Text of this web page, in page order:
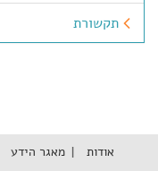
תקשורת
אודות מאגר הידע